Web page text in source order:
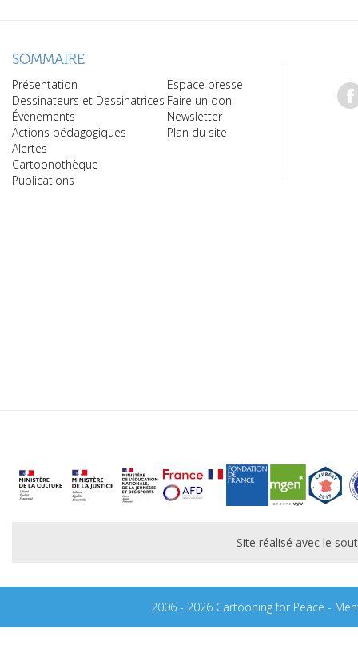
SOMMAIRE
Présentation
Dessinateurs et Dessinatrices
Évènements
Actions pédagogiques
Alertes
Cartoonothèque
Publications
Espace presse
Faire un don
Newsletter
Plan du site
Site réalisé avec le
2006 - 2026 Cartooning for Peace -